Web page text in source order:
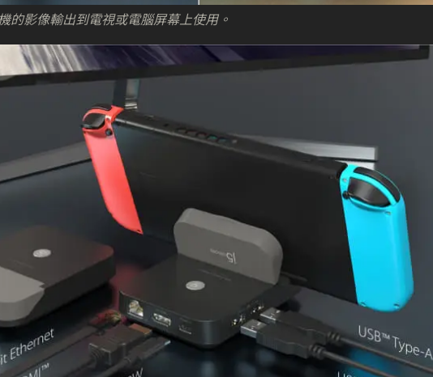
的影像輸出到電視或電腦屏幕上使用。